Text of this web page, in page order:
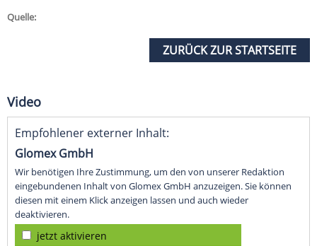
Quelle:
ZURÜCK ZUR STARTSEITE
Video
Empfohlener externer Inhalt:
Glomex GmbH
Wir benötigen Ihre Zustimmung, um den von unserer Redaktion
eingebundenen Inhalt von Glomex GmbH anzuzeigen. Sie können
diesen mit einem Klick anzeigen lassen und auch wieder
deaktivieren.
jetzt aktivieren